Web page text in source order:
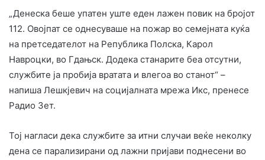
„Денеска беше упатен уште еден лажен повик на бројот
112. Овојпат се однесуваше на пожар во семејната куќа
на претседателот на Република Полска, Карол
Навроцки, во Гдањск. Додека станарите беа отсутни,
службите ја пробија вратата и влегоа во станот“ –
напиша Лешкјевич на социјалната мрежа Икс, пренесе
Радио Зет.
Тој нагласи дека службите за итни случаи веќе неколку
дена се парализирани од лажни пријави поднесени во